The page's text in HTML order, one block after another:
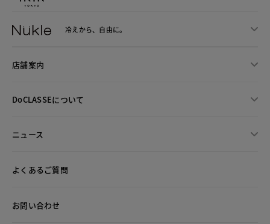
冷えから、 自由に。
店舗案内
DoCLASSEについて
ニュース
よくあるご質問
お問い合わせ